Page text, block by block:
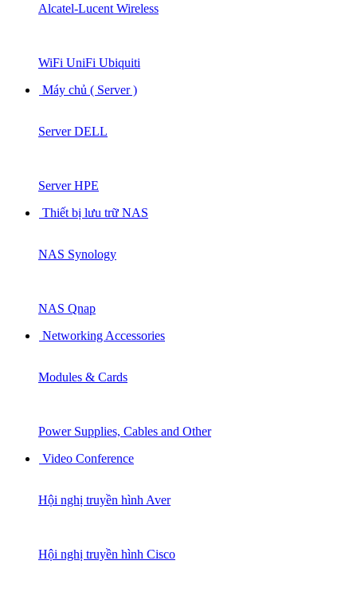
Alcatel-Lucent Wireless
WiFi UniFi Ubiquiti
Máy chủ ( Server )
Server DELL
Server HPE
Thiết bị lưu trữ NAS
NAS Synology
NAS Qnap
Networking Accessories
Modules & Cards
Power Supplies, Cables and Other
Video Conference
Hội nghị truyền hình Aver
Hội nghị truyền hình Cisco